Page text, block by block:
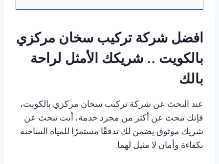
افضل شركة تركيب سخان مركزي
بالكويت .. شريكك الأمثل لراحة
بالك
عند البحث عن شركة تركيب سخان مركزي بالكويت،
فإنك تبحث عن أكثر من مجرد خدمة، أنت تبحث عن
شريك موثوق يضمن لك تدفقًا مستمرًا للمياه الساخنة
بكفاءة وأمان لا مثيل لهما.